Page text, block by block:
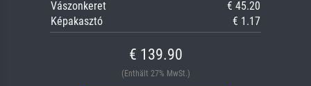
Vászonkeret
€ 45.20
Képakasztó
€ 1.17
€ 139.90
(Enthält 27% MwSt.)